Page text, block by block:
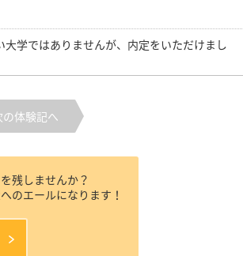
学ではありませんが、内定をいただけまし
の体験記へ
残しませんか？
のエールになります！